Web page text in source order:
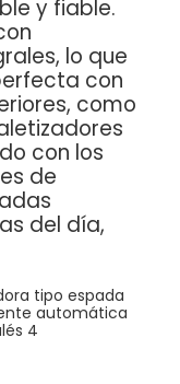
y fiable.
lo que
con
como
con los
de
del día,